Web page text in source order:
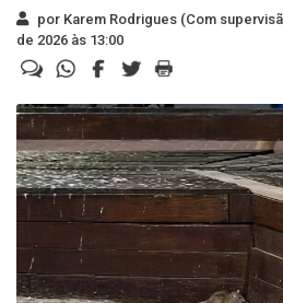
por Karem Rodrigues (Com
de 2026 às 13:00